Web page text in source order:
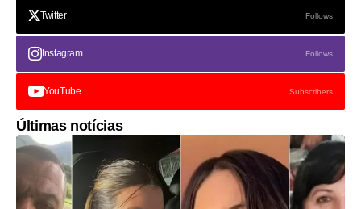
Twitter Follows
Instagram Follows
YouTube Subscribers
Últimas notícias